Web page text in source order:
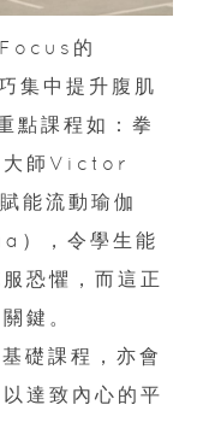
的
集中提升腹肌
課程如：拳
大師Victor
能流動瑜伽
，令學生能
恐懼，而這正
鍵。
礎課程，亦會
達致內心的平